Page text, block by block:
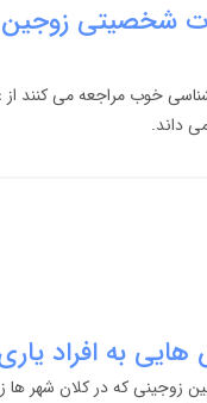
شخصیتی
خوب مراجعه می کنند
داند.
به افراد
بین زوجینی که در کلان